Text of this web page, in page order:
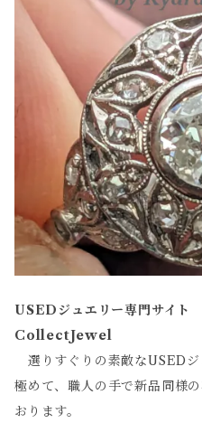
USEDジュエリー専門サイト
CollectJewel
選りすぐりの素敵なUSED
極めて、職人の手で新品同様
おります。